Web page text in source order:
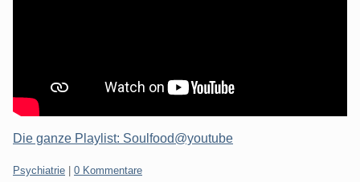
Die ganze Playlist: Soulfood@youtube
Kategorien:
Psychiatrie
0 Kommentare